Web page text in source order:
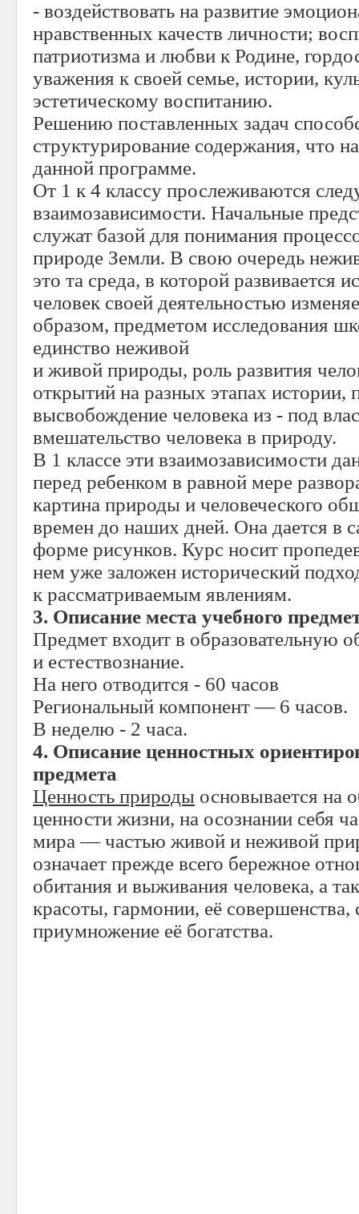
- воздействовать на развитие
нравственных качеств личности;
патриотизма и любви к Родине,
уважения к своей семье, истории,
эстетическому воспитанию.
Решению поставленных задач
структурирование содержания, что
данной программе.
От 1 к 4 классу прослеживаются
взаимозависимости. Начальные
служат базой для понимания
природе Земли. В свою очередь
это та среда, в которой развивается
человек своей деятельностью
образом, предметом исследования
единство неживой
и живой природы, роль развития
открытий на разных этапах истории,
высвобождение человека из - под
вмешательство человека в природу.
В 1 классе эти взаимозависимости
перед ребенком в равной мере
картина природы и человеческого
времен до наших дней. Она дается в
форме рисунков. Курс носит
нем уже заложен исторический
к рассматриваемым явлениям.
3. Описание места учебного
Предмет входит в образовательную
и естествознание.
На него отводится - 60 часов
Региональный компонент — 6 часов.
В неделю - 2 часа.
4. Описание ценностных
предмета
Ценность природы основывается на
ценности жизни, на осознании себя
мира — частью живой и неживой
означает прежде всего бережное
обитания и выживания человека, а
красоты, гармонии, её совершенства,
приумножение её богатства.